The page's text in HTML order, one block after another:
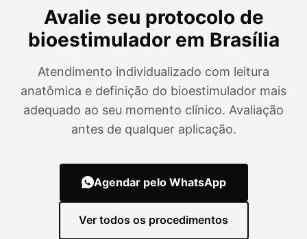
Avalie seu protocolo de
bioestimulador em Brasília
Atendimento individualizado com leitura
anatômica e definição do bioestimulador mais
adequado ao seu momento clínico. Avaliação
antes de qualquer aplicação.
Agendar pelo WhatsApp
Ver todos os procedimentos